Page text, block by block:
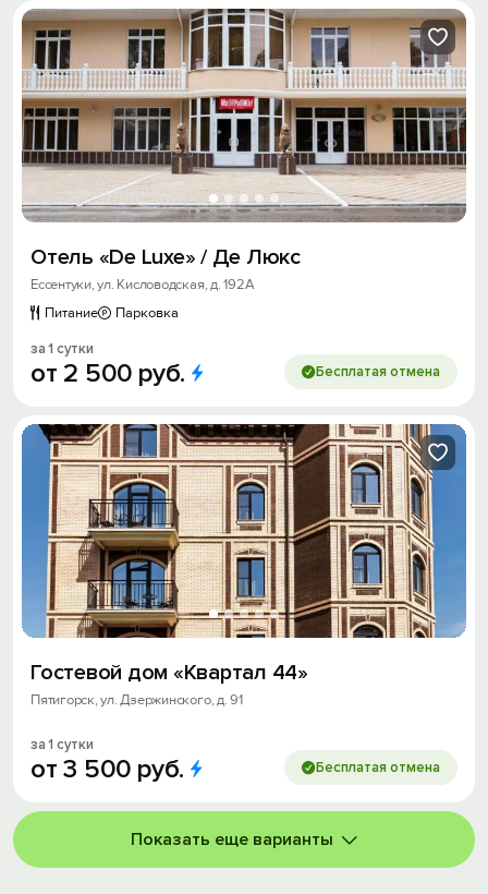
Отель «De Luxe» / Де Люкс
Ессентуки, ул. Кисловодская, д. 192А
Питание
Парковка
за 1 сутки
от 2 500 руб. Бесплатая отмена
Гостевой дом «Квартал 44»
Пятигорск, ул. Дзержинского, д. 91
за 1 сутки
от3 500 руб. Бесплатая отмена
Показать еще варианты